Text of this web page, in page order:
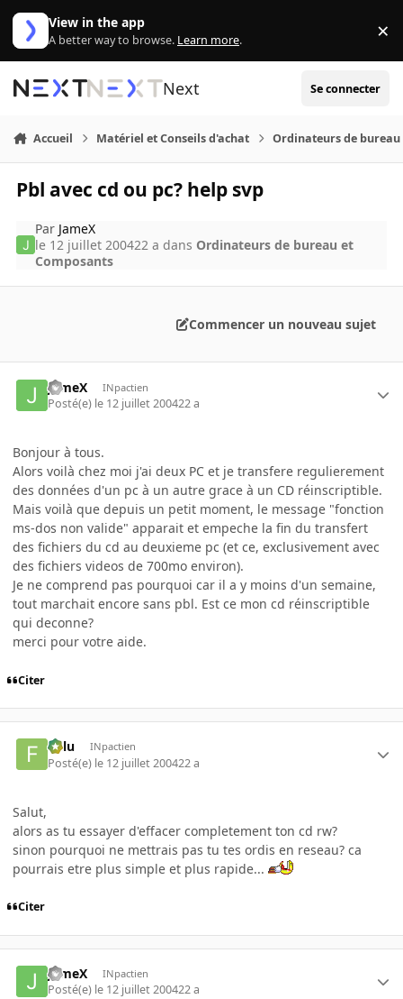
Aller au contenu
View in the app
A better way to browse. Learn more. ×
Next Se connecter
Accueil Matériel et Conseils d'achat Ordinateurs de bureau
Pbl avec cd ou pc? help svp
Par JameX
le 12 juillet 200422 a dans Ordinateurs de bureau et
Composants
Commencer un nouveau sujet
JameX INpactien
Posté(e) le 12 juillet 200422 a
Bonjour à tous.
Alors voilà chez moi j'ai deux PC et je transfere regulierement
des données d'un pc à un autre grace à un CD réinscriptible.
Mais voilà que depuis un petit moment, le message "fonction
ms-dos non valide" apparait et empeche la fin du transfert
des fichiers du cd au deuxieme pc (et ce, exclusivement avec
des fichiers videos de 700mo environ).
Je ne comprend pas pourquoi car il a y moins d'un semaine,
tout marchait encore sans pbl. Est ce mon cd réinscriptible
qui deconne?
merci pour votre aide.
Citer
Fulu INpactien
Posté(e) le 12 juillet 200422 a
Salut,
alors as tu essayer d'effacer completement ton cd rw?
sinon pourquoi ne mettrais pas tu tes ordis en reseau? ca
pourrais etre plus simple et plus rapide...
Citer
JameX INpactien
Posté(e) le 12 juillet 200422 a